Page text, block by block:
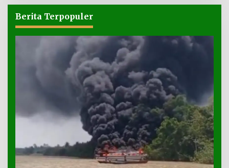
Berita Terpopuler